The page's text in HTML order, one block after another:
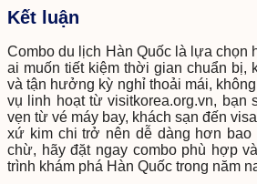
Kết luận
Combo du lịch Hàn Quốc là lựa chọn
ai muốn tiết kiệm thời gian chuẩn bị,
và tận hưởng kỳ nghỉ thoải mái,
vụ linh hoạt từ visitkorea.org.vn, bạn
vẹn từ vé máy bay, khách sạn đến
xứ kim chi trở nên dễ dàng hơn
chừ, hãy đặt ngay combo phù hợp
trình khám phá Hàn Quốc trong năm